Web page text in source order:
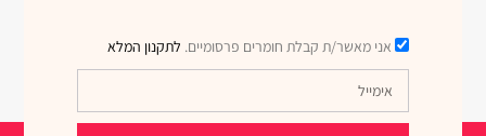
אני מאשר/ת קבלת חומרים פרסומיים. לתקנון המלא